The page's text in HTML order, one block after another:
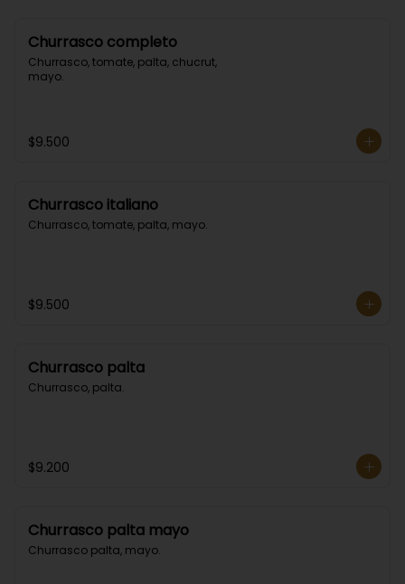
Churrasco completo
Churrasco, tomate, palta, chucrut,
mayo.
$9.500
Churrasco italiano
Churrasco, tomate, palta, mayo.
$9.500
Churrasco palta
Churrasco, palta.
$9.200
Churrasco palta mayo
Churrasco palta, mayo.